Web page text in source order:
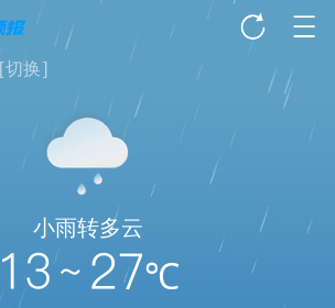
[切换]
小雨转多云
13 ~ 27℃